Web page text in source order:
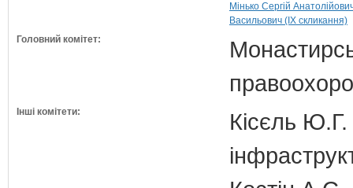
Мінько Сергій
Васильович (IX скликання)
Головний комітет:
Інші комітети:
Кісєль Ю.Г.